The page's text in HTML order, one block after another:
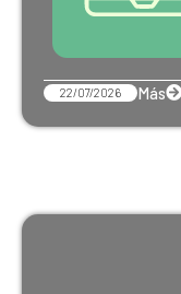
22/07/2026 Más